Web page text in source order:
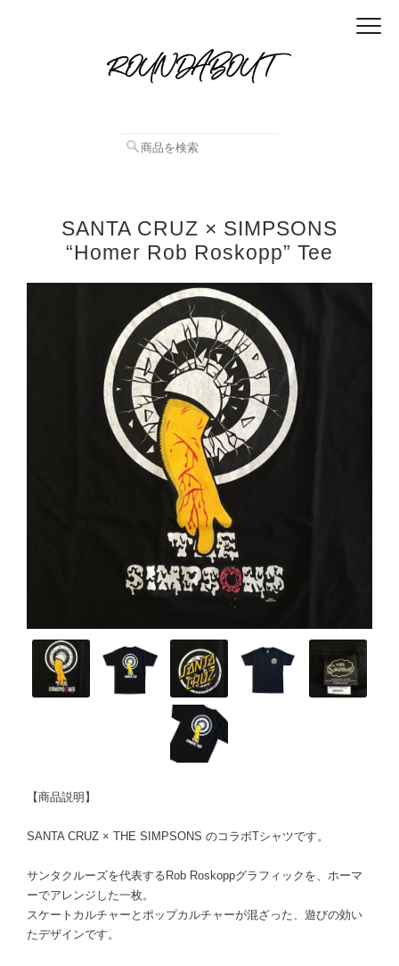
SANTA CRUZ × SIMPSONS
“Homer Rob Roskopp” Tee
【商品説明】
SANTA CRUZ × THE SIMPSONS のコラボTシャツです。
サンタクルーズを代表するRob Roskoppグラフィックを、ホーマ
ーでアレンジした一枚。
スケートカルチャーとポップカルチャーが混ざった、遊びの効い
たデザインです。